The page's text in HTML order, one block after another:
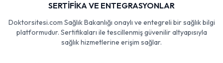
SERTİFİKA VE ENTEGRASYONLAR
Doktorsitesi.com Sağlık Bakanlığı onaylı ve entegreli bir sağlık bilgi
platformudur. Sertifikaları ile tescillenmiş güvenilir altyapısıyla
sağlık hizmetlerine erişim sağlar.